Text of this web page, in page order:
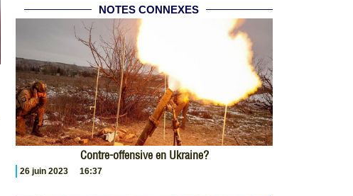
NOTES CONNEXES
Contre-offensive en Ukraine?
26 juin 2023 16:37